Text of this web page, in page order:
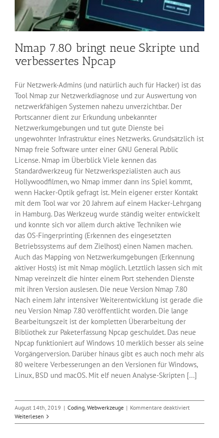
Nmap 7.80 bringt neue Skripte und
verbessertes Npcap
Für Netzwerk-Admins (und natürlich auch für Hacker) ist das
Tool Nmap zur Netzwerkdiagnose und zur Auswertung von
netzwerkfähigen Systemen nahezu unverzichtbar. Der
Portscanner dient zur Erkundung unbekannter
Netzwerkumgebungen und tut gute Dienste bei
ungewohnter Infrastruktur eines Netzwerks. Grundsätzlich ist
Nmap freie Software unter einer GNU General Public
License. Nmap im Überblick Viele kennen das
Standardwerkzeug für Netzwerkspezialisten auch aus
Hollywoodfilmen, wo Nmap immer dann ins Spiel kommt,
wenn Hacker-Optik gefragt ist. Mein eigener erster Kontakt
mit dem Tool war vor 20 Jahrem auf einem Hacker-Lehrgang
in Hamburg. Das Werkzeug wurde ständig weiter entwickelt
und konnte sich vor allem durch aktive Techniken wie
das OS-Fingerprinting (Erkennen des eingesetzten
Betriebssystems auf dem Zielhost) einen Namen machen.
Auch das Mapping von Netzwerkumgebungen (Erkennung
aktiver Hosts) ist mit Nmap möglich. Letztlich lassen sich mit
Nmap vereinzelt die hinter einem Port stehenden Dienste
mit ihren Version auslesen. Die neue Version Nmap 7.80
Nach einem Jahr intensiver Weiterentwicklung ist gerade die
neu Version Nmap 7.80 veröffentlicht worden. Die lange
Bearbeitungszeit ist der kompletten Überarbeitung der
Bibliothek zur Paketerfassung Npcap geschuldet. Das neue
Npcap funktioniert auf Windows 10 merklich besser als seine
Vorgängerversion. Darüber hinaus gibt es auch noch mehr als
80 weitere Verbesserungen an den Versionen für Windows,
Linux, BSD und macOS. Mit elf neuen Analyse-Skripten [...]
August 14th, 2019 | Coding, Webwerkzeuge | Kommentare deaktiviertfür
7.80
Weiterlesen